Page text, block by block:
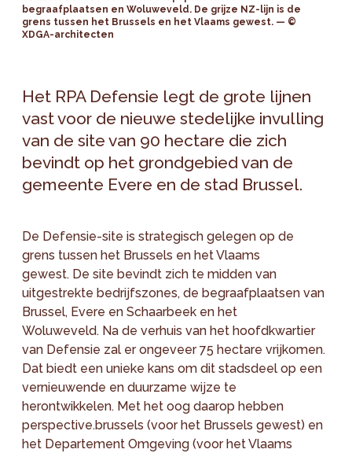
begraafplaatsen en Woluweveld. De grijze NZ-lijn is de
grens tussen het Brussels en het Vlaams gewest. — ©
XDGA-architecten
Het RPA Defensie legt de grote lijnen
vast voor de nieuwe stedelijke invulling
van de site van 90 hectare die zich
bevindt op het grondgebied van de
gemeente Evere en de stad Brussel.
De Defensie-site is strategisch gelegen op de
grens tussen het Brussels en het Vlaams
gewest. De site bevindt zich te midden van
uitgestrekte bedrijfszones, de begraafplaatsen van
Brussel, Evere en Schaarbeek en het
Woluweveld. Na de verhuis van het hoofdkwartier
van Defensie zal er ongeveer 75 hectare vrijkomen.
Dat biedt een unieke kans om dit stadsdeel op een
vernieuwende en duurzame wijze te
herontwikkelen. Met het oog daarop hebben
perspective.brussels (voor het Brussels gewest) en
het Departement Omgeving (voor het Vlaams